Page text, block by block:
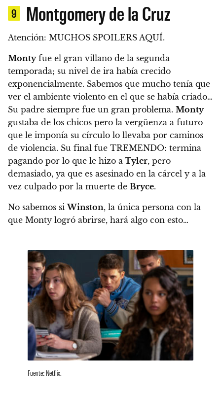
9 Montgomery de la Cruz
Atención: MUCHOS SPOILERS AQUÍ.
Montyfue el gran villano de la segunda
temporada; su nivel de ira había crecido
exponencialmente. Sabemos que mucho tenía que
ver el ambiente violento en el que se había criado…
Su padre siempre fue un gran problema. Monty
gustaba de los chicos pero la vergüenza a futuro
que le imponía su círculo lo llevaba por caminos
de violencia. Su final fue TREMENDO: termina
pagando por lo que le hizo a Tyler, pero
demasiado, ya que es asesinado en la cárcel y a la
vez culpado por la muerte de Bryce.
No sabemos siWinston, la única persona con la
que Monty logró abrirse, hará algo con esto…
Fuente: Netflix.